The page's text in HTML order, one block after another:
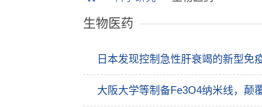
生物医药
日本发现控制急性肝衰竭的新型免
大阪大学等制备Fe3O4纳米线，颠